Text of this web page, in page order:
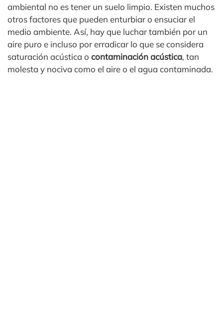
ambiental no es tener un suelo limpio. Existen muchos
otros factores que pueden enturbiar o ensuciar el
medio ambiente. Así, hay que luchar también por un
aire puro e incluso por erradicar lo que se considera
saturación acústica o contaminación acústica, tan
molesta y nociva como el aire o el agua contaminada.